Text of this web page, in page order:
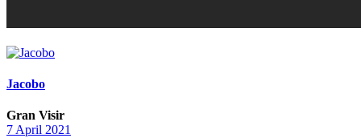
Jacobo
Gran Visir
7 April 2021